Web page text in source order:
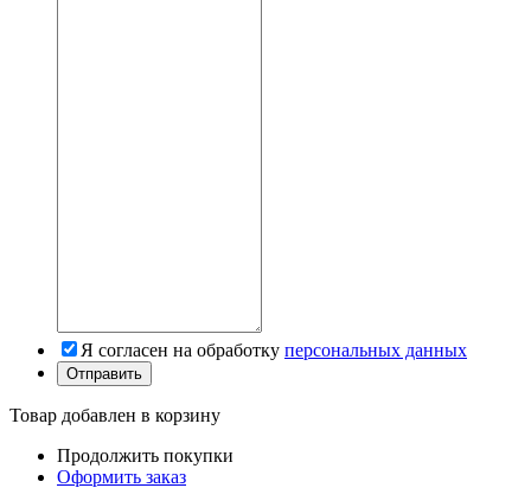
Я согласен на обработку персональных данных
Товар добавлен в корзину
Продолжить покупки
Оформить заказ